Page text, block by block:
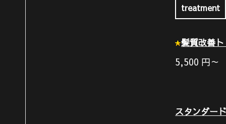
treatment
髪質改善
5,500 円～
スタンダー